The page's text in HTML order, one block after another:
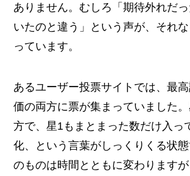
ありません。むしろ「期待外れだ
いたのと違う」という声が、それ
っています。
あるユーザー投票サイトでは、最
価の両方に票が集まっていました
方で、星1もまとまった数だけ入っ
化、という言葉がしっくりくる状
のものは時間とともに変わります